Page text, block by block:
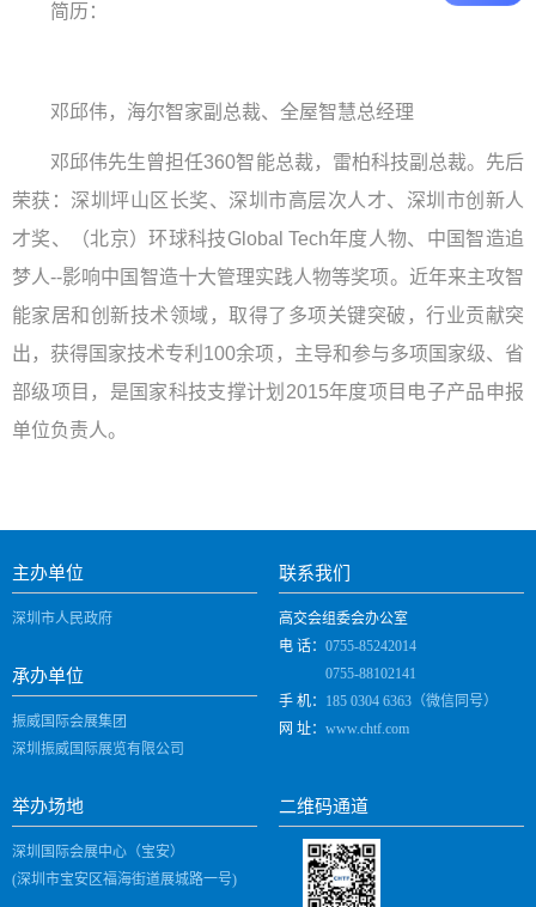
简历：
邓邱伟，海尔智家副总裁、全屋智慧总经理
邓邱伟先生曾担任360智能总裁，雷柏科技副总裁。先后
荣获：深圳坪山区长奖、深圳市高层次人才、深圳市创新人
才奖、（北京）环球科技Global Tech年度人物、中国智造追
梦人--影响中国智造十大管理实践人物等奖项。近年来主攻智
能家居和创新技术领域，取得了多项关键突破，行业贡献突
出，获得国家技术专利 100余项，主导和参与多项国家级、省
部级项目，是国家科技支撑计划 2015年度项目电子产品申报
单位负责人。
主办单位
深圳市人民政府
承办单位
振威国际会展集团
深圳振威国际展览有限公司
联系我们
高交会组委会办公室
电 话： 0755-85242014
0755-88102141
手 机：
185 0304 6363（微信同号）
网 址： www.chtf.com
举办场地
深圳国际会展中心（宝安）
(深圳市宝安区福海街道展城路一号)
二维码通道